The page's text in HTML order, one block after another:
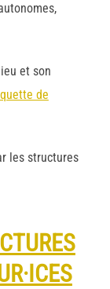
et son
de
les structures